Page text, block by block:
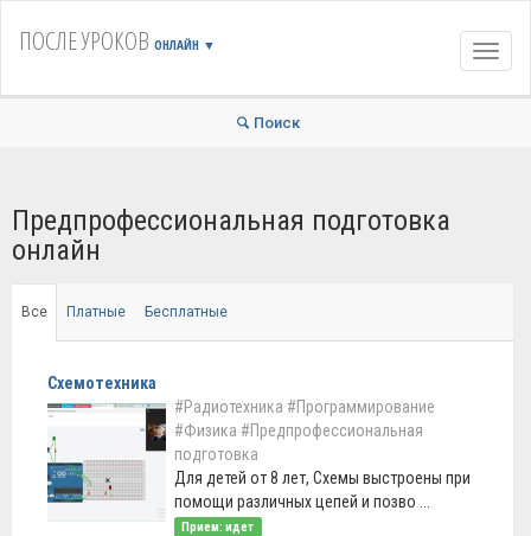
ПОСЛЕ УРОКОВ ОНЛАЙН ▼
Поиск
Предпрофессиональная подготовка
онлайн
Все Платные Бесплатные
Схемотехника
#Радиотехника #Программирование
#Физика #Предпрофессиональная
подготовка
Для детей от 8 лет, Схемы выстроены при
помощи различных цепей и позво ...
Прием: идет